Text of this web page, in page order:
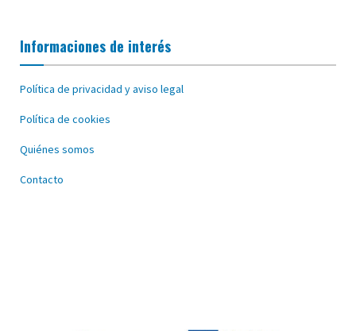
Informaciones de interés
Política de privacidad y aviso legal
Política de cookies
Quiénes somos
Contacto